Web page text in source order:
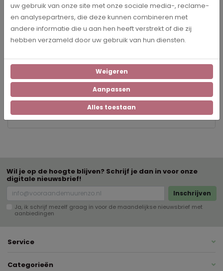
Specificaties
Artikelnummer
pvc-doek
Oriëntatie Staand
Wil je op de hoogte blijven? Schrijf je dan in voor onze
digitale nieuwsbrief!
Inschrijven
Ja, ik schrijf mezelf graag in voor de maandelijkse nieuwsbrief met
aanbiedingen
Service
Categorieën
uw gebruik van onze site met onze sociale media-, reclame-
en analysepartners, die deze kunnen combineren met
andere informatie die u aan hen heeft verstrekt of die zij
hebben verzameld door uw gebruik van hun diensten.
Weigeren
Aanpassen
Alles toestaan